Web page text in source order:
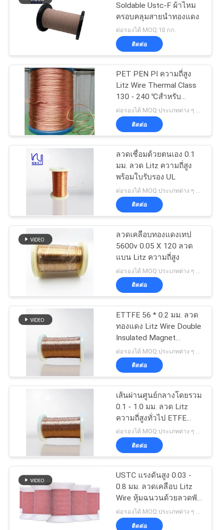
ติดต่อ
เรา
อ้าง
PRIVACY
POLICY
Soldable Ustc-F ผ้าไหม
ครอบคลุมสายนําทองแดง
ต่อรองได้ MOQ:10 กก.
ติดต่อ
PET PEN PI ความถี่สูง
Litz Wire Thermal Class
130 - 240 ℃สำหรับ
Transformers
ต่อรองได้ MOQ:ประเภทต่าง ๆ ที่แตกต่างกันMOQ
ติดต่อ
ลวดเชื่อมด้วยตนเอง 0.1
มม. ลวด Litz ความถี่สูง
พร้อมใบรับรอง UL
ติดต่อ
ลวดเคลือบทองแดงเทป
5600v 0.05 X 120 ลวด
แบน Litz ความถี่สูง
ติดต่อ
ETTFE 56 * 0.2 มม. ลวด
ทองแดง Litz Wire Double
Insulated Magnet
Stranding Copper Wire
ติดต่อ
เส้นผ่านศูนย์กลางโดยรวม
0.1 - 1.0 มม. ลวด Litz
ความถี่สูงทั่วไป ETFE
ฉนวนทองแดง Stranded
Litz Wire
ต่อรองได้ MOQ:ประเภทต่าง ๆ ที่แตกต่างกันMOQ
ติดต่อ
USTC แรงดันสูง 0.03 -
0.8 มม. ลวดเคลือบ Litz
Wire หุ้มฉนวนด้วยลวดพัน
เกลียว 4000 เส้น
ต่อรองได้ MOQ:ประเภทต่าง ๆ ที่แตกต่างกันMOQ
ติดต่อ